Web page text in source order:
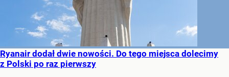
Ryanair dodał dwie nowości. Do tego miejsca dolecimy
z Polski po raz pierwszy